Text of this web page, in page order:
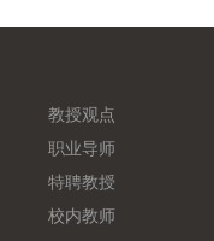
教授观点
职业导师
特聘教授
校内教师